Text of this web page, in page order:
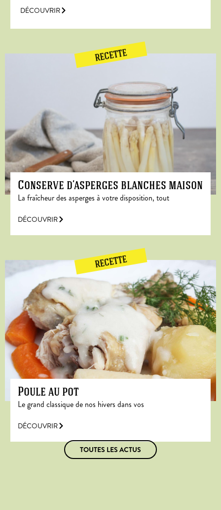
DÉCOUVRIR
RECETTE
Conserve d’asperges blanches maison
La fraîcheur des asperges à votre disposition, tout
DÉCOUVRIR
RECETTE
Poule au pot
Le grand classique de nos hivers dans vos
DÉCOUVRIR
TOUTES LES ACTUS